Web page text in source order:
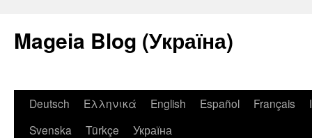
Mageia Blog (Україна)
Deutsch Ελληνικά English Español Français
Svenska
Türkçe Україна